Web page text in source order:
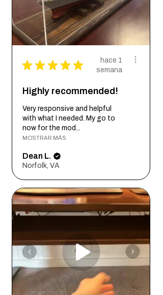
★ ★ ★ ★ ★
hace 1
semana
Highly recommended!
Very responsive and helpful
with what I needed. My go to
now for the mod...
MOSTRAR MÁS
Dean L.
Norfolk, VA